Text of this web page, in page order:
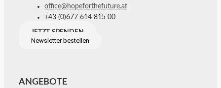
office@hopeforthefuture.at
+43 (0)677 614 815 00
JETZT SPENDEN
Newsletter bestellen
ANGEBOTE